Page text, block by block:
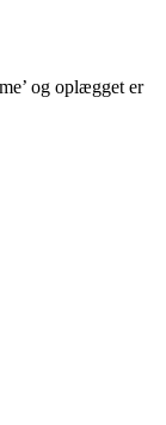
og oplægget er